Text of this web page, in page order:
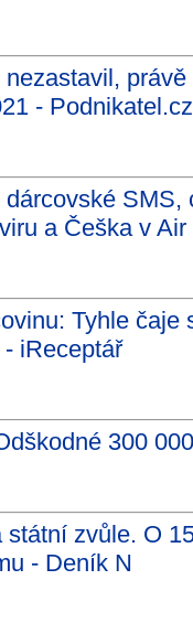
- Podnikatel.cz
a Češka v
Tyhle čaje
iReceptář
300
státní zvůle. O
- Deník N